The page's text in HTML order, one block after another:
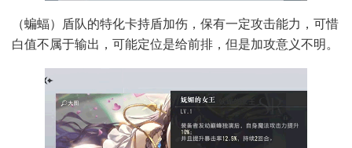
（蝙蝠）盾队的特化卡持盾加伤，保有一定攻击能力，可惜
白值不属于输出，可能定位是给前排，但是加攻意义不明。